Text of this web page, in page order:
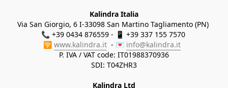
Kalindra Italia
Via San Giorgio, 6 I-33098 San Martino Tagliamento (PN)
📞 +39 0434 876559 - 📱 +39 337 155 7570
🛜 www.kalindra.it
  - 💌
info@kalindra.it
P. IVA / VAT code: IT01988370936
SDI: T04ZHR3
Kalindra Ltd